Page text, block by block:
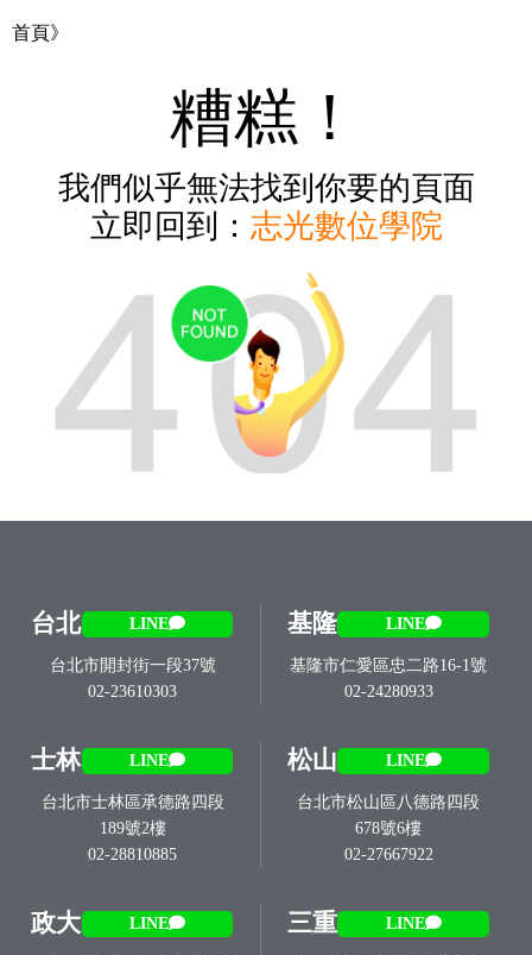
首頁》
糟糕！
我們似乎無法找到你要的頁面
立即回到： 志光數位學院
台北 LINE
台北市開封街一段37號
02-23610303
基隆 LINE
基隆市仁愛區忠二路16-1號
02-24280933
士林 LINE
台北市士林區承德路四段
189號2樓
02-28810885
松山 LINE
台北市松山區八德路四段
678號6樓
02-27667922
政大 LINE 三重 LINE